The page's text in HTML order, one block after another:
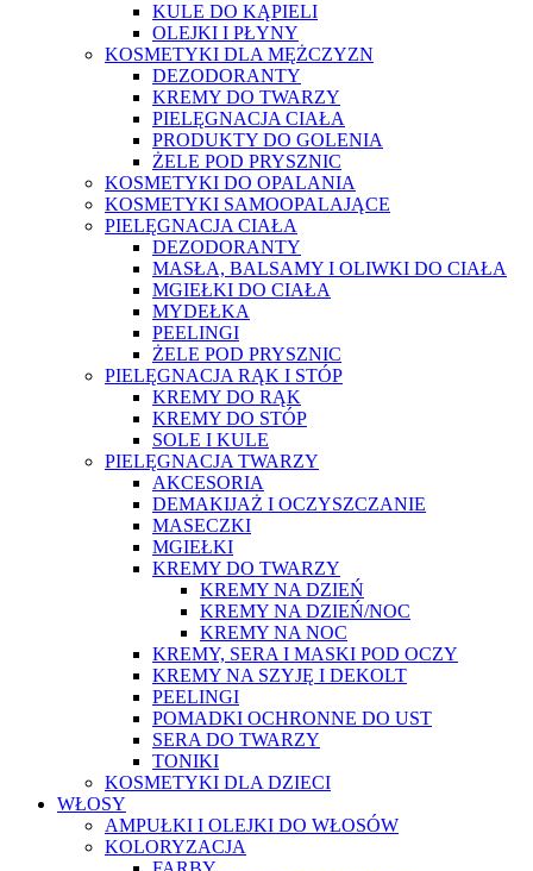
KULE DO KĄPIELI
OLEJKI I PŁYNY
KOSMETYKI DLA MĘŻCZYZN
DEZODORANTY
KREMY DO TWARZY
PIELĘGNACJA CIAŁA
PRODUKTY DO GOLENIA
ŻELE POD PRYSZNIC
KOSMETYKI DO OPALANIA
KOSMETYKI SAMOOPALAJĄCE
PIELĘGNACJA CIAŁA
DEZODORANTY
MASŁA, BALSAMY I OLIWKI DO CIAŁA
MGIEŁKI DO CIAŁA
MYDEŁKA
PEELINGI
ŻELE POD PRYSZNIC
PIELĘGNACJA RĄK I STÓP
KREMY DO RĄK
KREMY DO STÓP
SOLE I KULE
PIELĘGNACJA TWARZY
AKCESORIA
DEMAKIJAŻ I OCZYSZCZANIE
MASECZKI
MGIEŁKI
KREMY DO TWARZY
KREMY NA DZIEŃ
KREMY NA DZIEŃ/NOC
KREMY NA NOC
KREMY, SERA I MASKI POD OCZY
KREMY NA SZYJĘ I DEKOLT
PEELINGI
POMADKI OCHRONNE DO UST
SERA DO TWARZY
TONIKI
KOSMETYKI DLA DZIECI
WŁOSY
AMPUŁKI I OLEJKI DO WŁOSÓW
KOLORYZACJA